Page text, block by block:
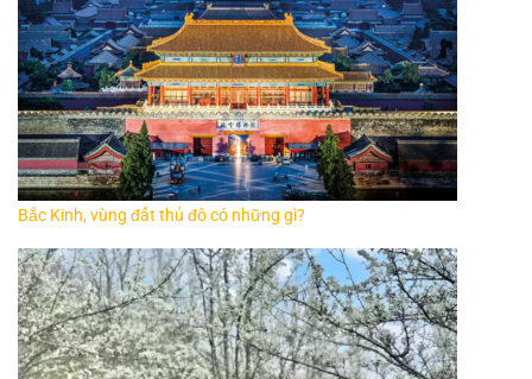
Bắc Kinh, vùng đất thủ đô có những gì?